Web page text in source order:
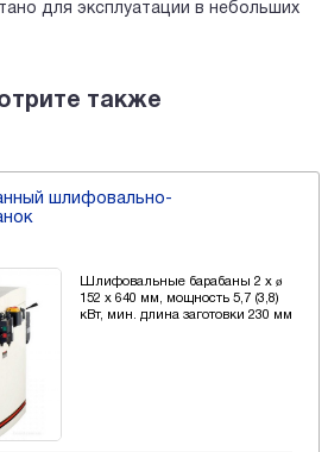
для эксплуатации в небольших
также
шлифовально-
Шлифовальные барабаны 2 х ø
152 х 640 мм, мощность 5,7 (3,8)
кВт, мин. длина заготовки 230 мм